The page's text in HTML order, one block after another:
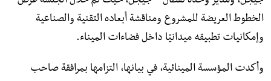
الخطوط العريضة للمشروع ومناقشة أبعاده التقنية والصناعية
وإمكانيات تطبيقه ميدانيًا داخل فضاءات الميناء.
وأكدت المؤسسة المينائية، في بيانها، التزامها بمرافقة صاحب